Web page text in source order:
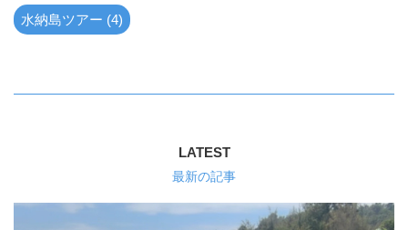
水納島ツアー (4)
LATEST
最新の記事